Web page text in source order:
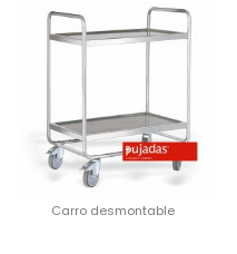
Carro desmontable